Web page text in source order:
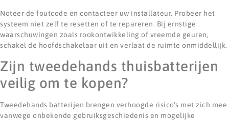
Noteer de foutcode en contacteer uw installateur. Probeer het
systeem niet zelf te resetten of te repareren. Bij ernstige
waarschuwingen zoals rookontwikkeling of vreemde geuren,
schakel de hoofdschakelaar uit en verlaat de ruimte onmiddellijk.
Zijn tweedehands thuisbatterijen
veilig om te kopen?
Tweedehands batterijen brengen verhoogde risico's met zich mee
vanwege onbekende gebruiksgeschiedenis en mogelijke